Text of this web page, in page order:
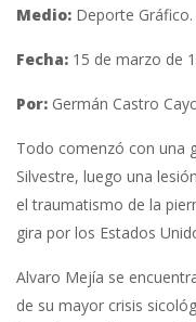
Medio: Deporte Gráfico.
Fecha: 15 de marzo de
Por: Germán Castro
Todo comenzó con una
Silvestre, luego una
el traumatismo de la
gira por los Estados
Alvaro Mejía se
de su mayor crisis